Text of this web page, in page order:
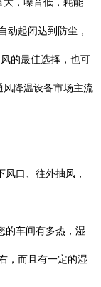
大，噪音低，耗能
动起闭达到防尘，
的最佳选择，也可
降温设备市场主流
口、往外抽风，
的车间有多热，湿
，而且有一定的湿